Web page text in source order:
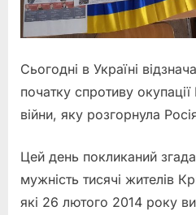
Сьогодні в Україні
початку спротиву
війни, яку розгорнула
Цей день покликаний
мужність тисячі жителів
які 26 лютого 2014 року